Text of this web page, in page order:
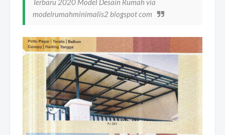
modelrumahminimalis2 blogspot com